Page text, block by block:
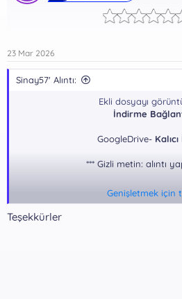
23 Mar 2026
Sinay57' Alıntı:
Ekli dosyayı
İndirme
GoogleDrive-
*** Gizli metin: alıntı
Genişletmek için
Teşekkürler